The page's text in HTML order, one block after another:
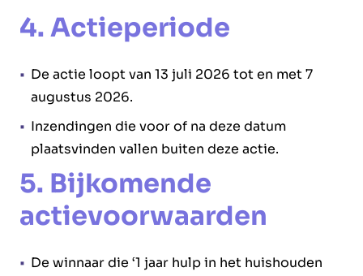
4. Actieperiode
De actie loopt van 13 juli 2026 tot en met 7
augustus 2026.
Inzendingen die voor of na deze datum
plaatsvinden vallen buiten deze actie.
5. Bijkomende
actievoorwaarden
De winnaar die ‘1 jaar hulp in het huishouden